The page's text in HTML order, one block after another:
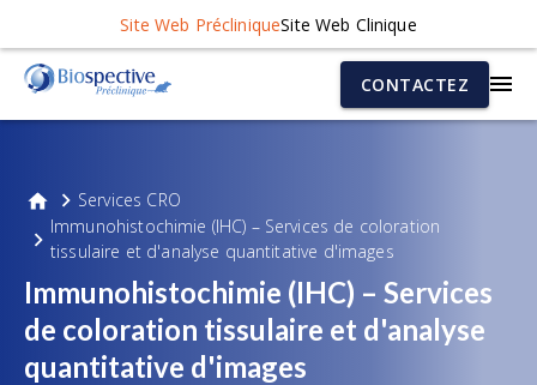
Site Web PrécliniqueSite Web Clinique
CONTACTEZ
Services CRO
Immunohistochimie (IHC) – Services de coloration
tissulaire et d'analyse quantitative d'images
Immunohistochimie (IHC) – Services
de coloration tissulaire et d'analyse
quantitative d'images